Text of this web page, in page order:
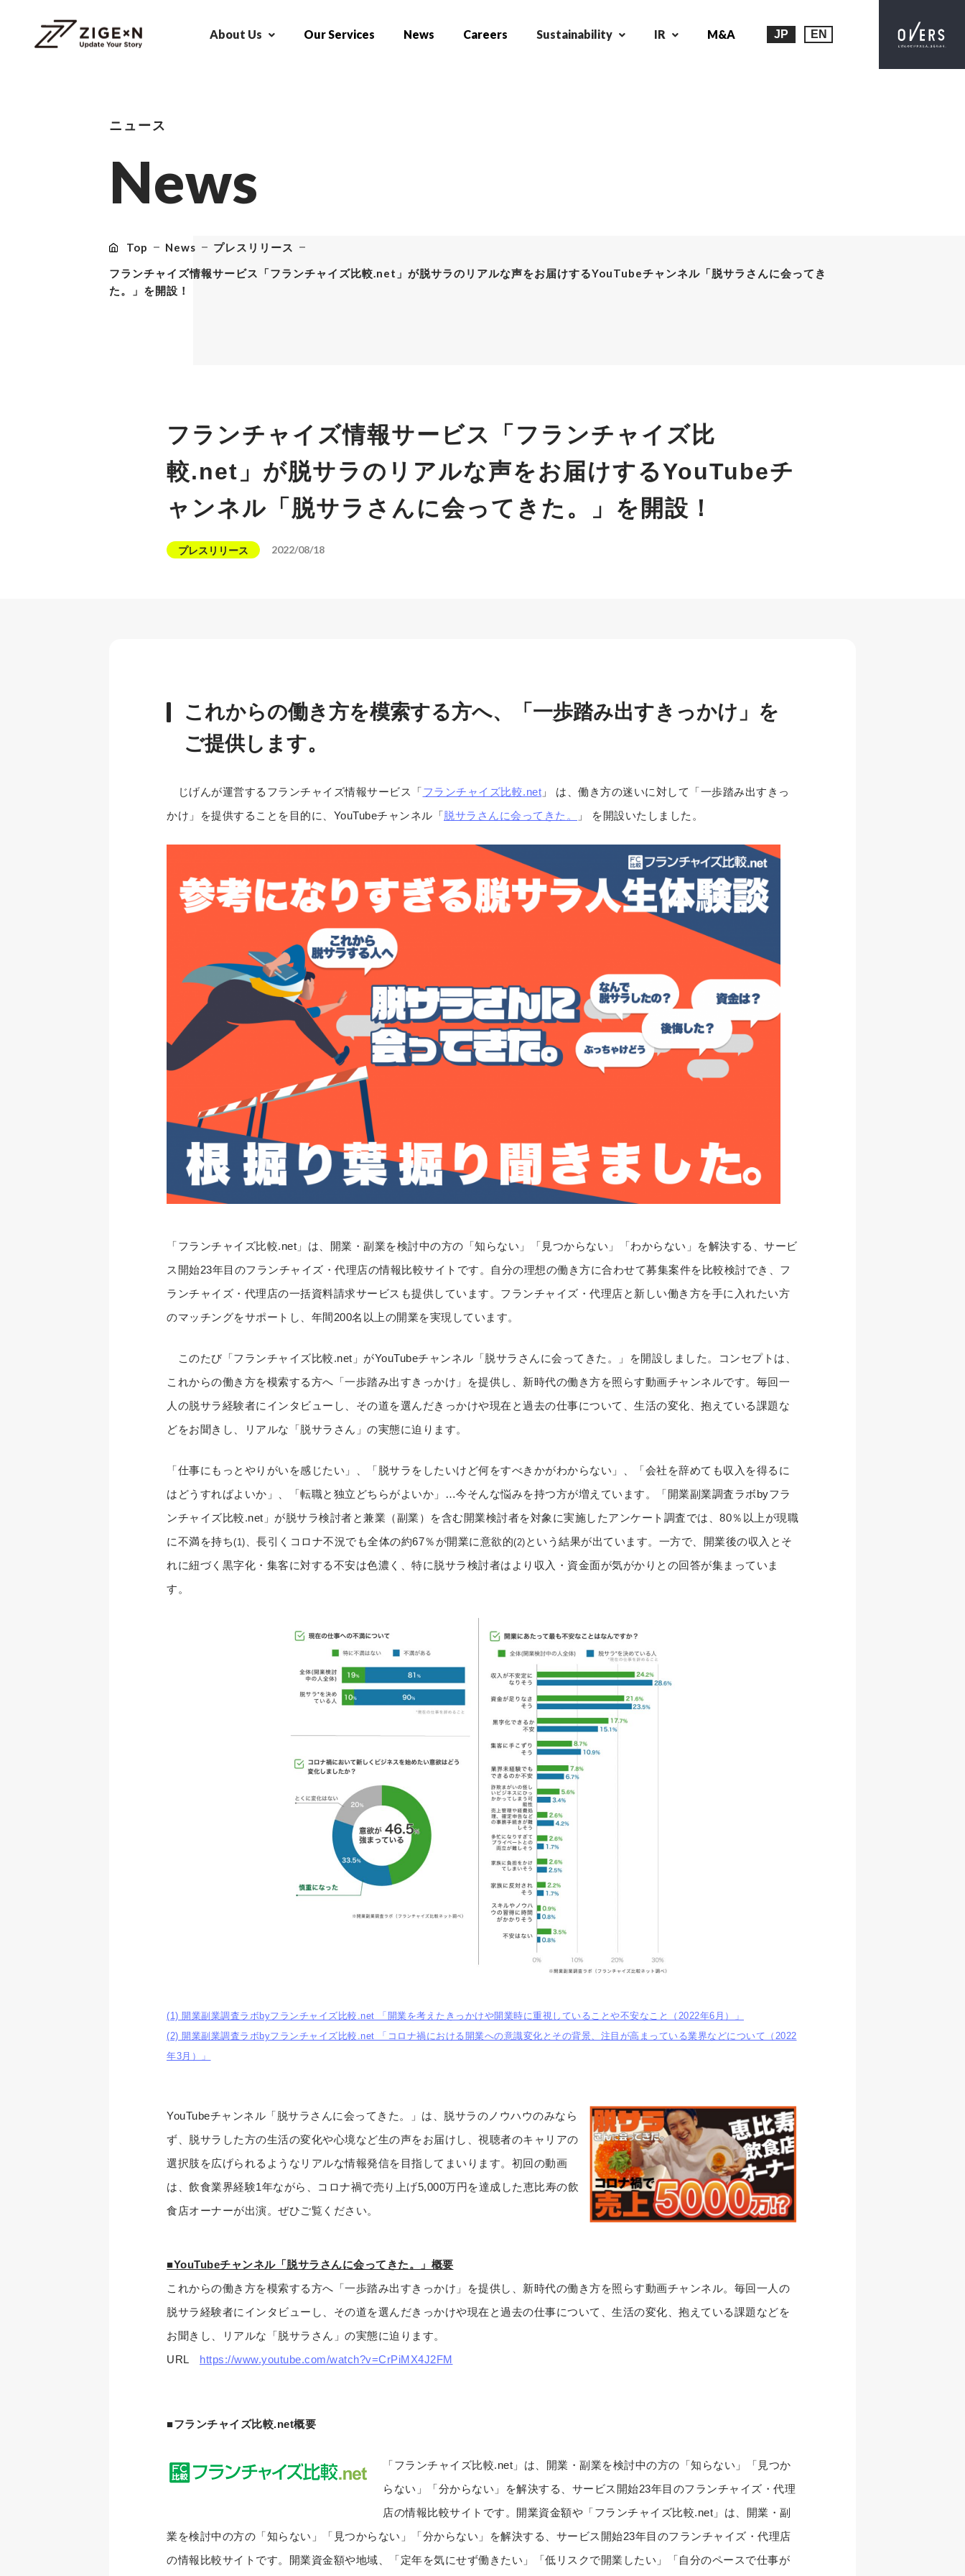
About Us Our Services News Careers Sustainability IR M&A JP EN
ニュース
News
Top News
プレスリリース
フランチャイズ情報サービス「フランチャイズ比較.net」が脱サラのリアルな声をお届けするYouTubeチャンネル「脱サラさんに会ってき
た。」を開設！
フランチャイズ情報サービス「フランチャイズ比
較.net」が脱サラのリアルな声をお届けするYouTubeチ
ャンネル「脱サラさんに会ってきた。」を開設！
プレスリリース 2022/08/18
これからの働き方を模索する方へ、「一歩踏み出すきっかけ」を
ご提供します。
じげんが運営するフランチャイズ情報サービス「フランチャイズ比較.net 」 は、働き方の迷いに対して「一歩踏み出すきっ
かけ」を提供することを目的に、YouTubeチャンネル「脱サラさんに会ってきた。 」 を開設いたしました。
「フランチャイズ比較.net」は、開業・副業を検討中の方の「知らない」「見つからない」「わからない」を解決する、サービ
ス開始23年目のフランチャイズ・代理店の情報比較サイトです。自分の理想の働き方に合わせて募集案件を比較検討でき、フ
ランチャイズ・代理店の一括資料請求サービスも提供しています。フランチャイズ・代理店と新しい働き方を手に入れたい方
のマッチングをサポートし、年間200名以上の開業を実現しています。
このたび「フランチャイズ比較.net」がYouTubeチャンネル「脱サラさんに会ってきた。」を開設しました。コンセプトは、
これからの働き方を模索する方へ「一歩踏み出すきっかけ」を提供し、新時代の働き方を照らす動画チャンネルです。毎回一
人の脱サラ経験者にインタビューし、その道を選んだきっかけや現在と過去の仕事について、生活の変化、抱えている課題な
どをお聞きし、リアルな「脱サラさん」の実態に迫ります。
「仕事にもっとやりがいを感じたい」、「脱サラをしたいけど何をすべきかがわからない」、「会社を辞めても収入を得るに
はどうすればよいか」、「転職と独立どちらがよいか」…今そんな悩みを持つ方が増えています。「開業副業調査ラボbyフラ
ンチャイズ比較.net」が脱サラ検討者と兼業（副業）を含む開業検討者を対象に実施したアンケート調査では、80％以上が現職
に不満を持ち(1) 、長引くコロナ不況でも全体の約67％が開業に意欲的(2) という結果が出ています。一方で、開業後の収入とそ
れに紐づく黒字化・集客に対する不安は色濃く、特に脱サラ検討者はより収入・資金面が気がかりとの回答が集まっていま
す。
(1) 開業副業調査ラボbyフランチャイズ比較.net 「開業を考えたきっかけや開業時に重視していることや不安なこと（2022年6月）」
(2) 開業副業調査ラボbyフランチャイズ比較.net 「コロナ禍における開業への意識変化とその背景、注目が高まっている業界などについて（2022
年3月）」
YouTubeチャンネル「脱サラさんに会ってきた。」は、脱サラのノウハウのみなら
ず、脱サラした方の生活の変化や心境など生の声をお届けし、視聴者のキャリアの
選択肢を広げられるようなリアルな情報発信を目指してまいります。初回の動画
は、飲食業界経験1年ながら、コロナ禍で売り上げ5,000万円を達成した恵比寿の飲
食店オーナーが出演。ぜひご覧ください。
■YouTubeチャンネル「脱サラさんに会ってきた。」概要
これからの働き方を模索する方へ「一歩踏み出すきっかけ」を提供し、新時代の働き方を照らす動画チャンネル。毎回一人の
脱サラ経験者にインタビューし、その道を選んだきっかけや現在と過去の仕事について、生活の変化、抱えている課題などを
お聞きし、リアルな「脱サラさん」の実態に迫ります。
URL https://www.youtube.com/watch?v=CrPiMX4J2FM
■フランチャイズ比較.net概要
「フランチャイズ比較.net」は、開業・副業を検討中の方の「知らない」「見つか
らない」「分からない」を解決する、サービス開始23年目のフランチャイズ・代理
店の情報比較サイトです。開業資金額や「フランチャイズ比較.net」は、開業・副
業を検討中の方の「知らない」「見つからない」「分からない」を解決する、サービス開始23年目のフランチャイズ・代理店
の情報比較サイトです。開業資金額や地域、「定年を気にせず働きたい」「低リスクで開業したい」「自分のペースで仕事が